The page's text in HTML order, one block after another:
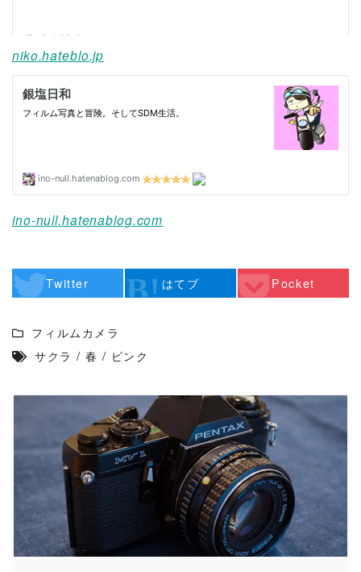
niko.hateblo.jp
ino-null.hatenablog.com
Twitter はてブ Pocket
フィルムカメラ
サクラ / 春 / ピンク